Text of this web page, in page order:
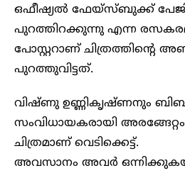
ഒഫീഷ്യല്‍ ഫേയ്സ്ബുക്ക്
പുറത്തിറക്കുന്നു എന്ന
പോസ്റ്ററാണ് ചിത്രത്തിന്റെ
പുറത്തുവിട്ടത്.
വിഷ്ണു ഉണ്ണികൃഷ്ണനും
സംവിധായകരായി
ചിത്രമാണ് വെടിക്കെട്ട്.
അവസാനം അവര്‍